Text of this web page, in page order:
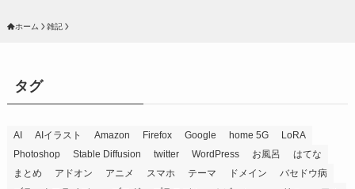
ホーム 雑記
タグ
AI AIイラスト Amazon Firefox Google home 5G
LoRA
Photoshop
Stable Diffusion twitter WordPress お風呂
はてな
まとめ
アドオン アニメ スマホ テーマ ドメイン
バセドウ病